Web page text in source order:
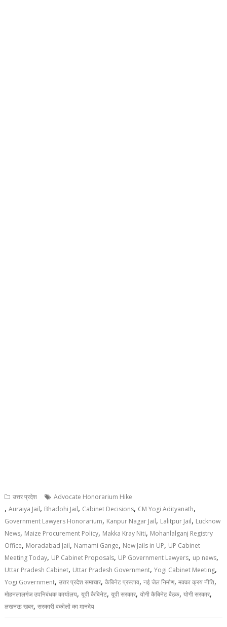
उत्तर प्रदेश Advocate Honorarium Hike
,Auraiya Jail, Bhadohi Jail, Cabinet Decisions, CM Yogi Adityanath,
Government Lawyers Honorarium, Kanpur Nagar Jail, Lalitpur Jail, Lucknow
News, Maize Procurement Policy, Makka Kray Niti, Mohanlalganj Registry
Office, Moradabad Jail, Namami Gange, New Jails in UP, UP Cabinet
Meeting Today, UP Cabinet Proposals, UP Government Lawyers, up news,
Uttar Pradesh Cabinet, Uttar Pradesh Government,Yogi Cabinet Meeting,
Yogi Government,उत्तर प्रदेश समाचार,कैबिनेट प्रस्ताव,नई जेल निर्माण,मक्का क्रय नीति,
मोहनलालगंज उपनिबंधक कार्यालय,यूपी कैबिनेट,यूपी सरकार,योगी कैबिनेट बैठक,योगी सरकार,
लखनऊ खबर,सरकारी वकीलों का मानदेय